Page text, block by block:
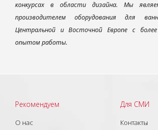
конкурсах в области дизайна. Мы
производителем оборудования для
Центральной и Восточной Европе с
опытом работы.
Рекомендуем
О нас
Для СМИ
Контакты